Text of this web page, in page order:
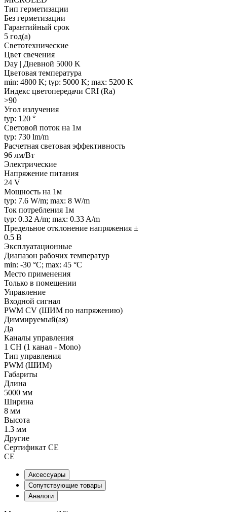
Тип герметизации
Без герметизации
Гарантийный срок
5 год(а)
Светотехнические
Цвет свечения
Day | Дневной 5000 K
Цветовая температура
min: 4800 K; typ: 5000 K; max: 5200 K
Индекс цветопередачи CRI (Ra)
>90
Угол излучения
typ: 120 °
Световой поток на 1м
typ: 730 lm/m
Расчетная световая эффективность
96 лм/Вт
Электрические
Напряжение питания
24 V
Мощность на 1м
typ: 7.6 W/m; max: 8 W/m
Ток потребления 1м
typ: 0.32 A/m; max: 0.33 A/m
Предельное отклонение напряжения ±
0.5 В
Эксплуатационные
Диапазон рабочих температур
min: -30 °C; max: 45 °C
Место применения
Только в помещении
Управление
Входной сигнал
PWM СV (ШИМ по напряжению)
Диммируемый(ая)
Да
Каналы управления
1 CH (1 канал - Mono)
Тип управления
PWM (ШИМ)
Габариты
Длина
5000 мм
Ширина
8 мм
Высота
1.3 мм
Другие
Сертификат CE
CE
Аксессуары
Сопутствующие товары
Аналоги